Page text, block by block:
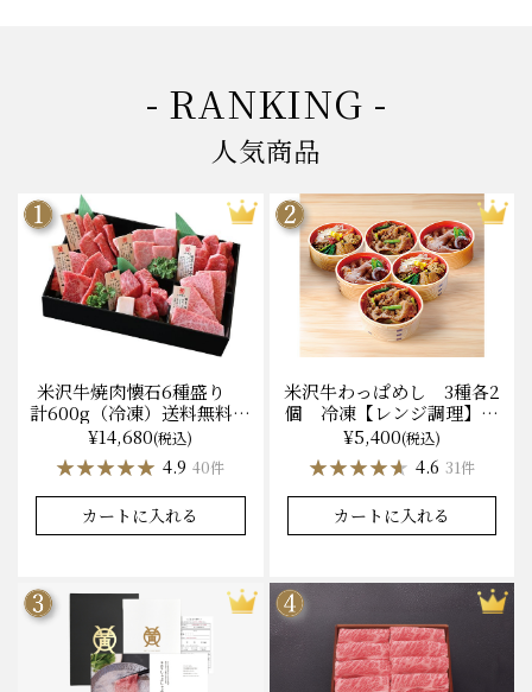
- RANKING -
人気商品
米沢牛焼肉懐石6種盛り
計600g（冷凍）送料無料
化粧箱入
¥14,680(税込)
★★★★★
★★★★★ 4.9 40件
カートに入れる
米沢牛わっぱめし 3種各2
個 冷凍【レンジ調理】化
粧箱入
¥5,400(税込)
★★★★★
★★★★★ 4.6 31件
カートに入れる